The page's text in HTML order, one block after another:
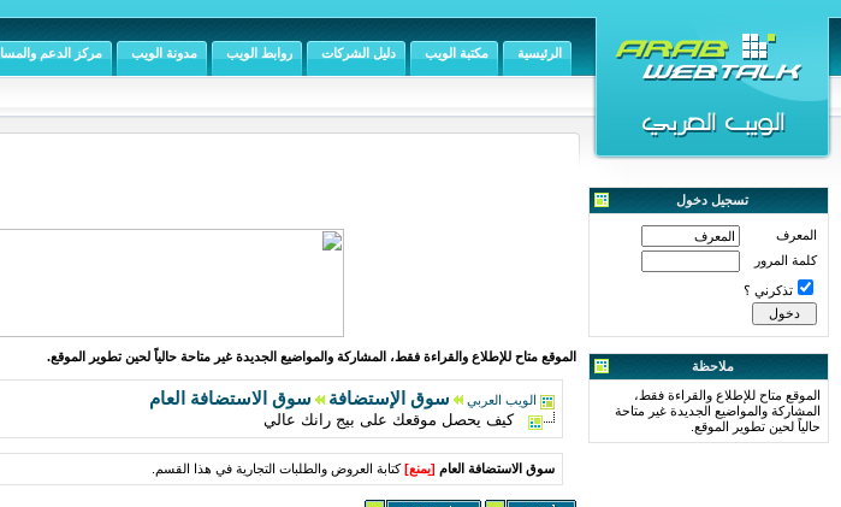
الرئيسية مكتبة الويب دليل الشركات روابط الويب مدونة الويب مركز الدعم
تسجيل دخول
المعرف
كلمة المرور
تذكرني ؟
ملاحظة
الموقع متاح للإطلاع والقراءة فقط،
المشاركة والمواضيع الجديدة غير متاحة
حالياً لحين تطوير الموقع.
الموقع متاح للإطلاع والقراءة فقط، المشاركة والمواضيع الجديدة غير متاحة حالياً لحين تطوير الموقع.
الويب العربي سوق الإستضافة سوق الاستضافة العام
كيف يحصل موقعك على بيج رانك عالي
سوق الاستضافة العام [يمنع] كتابة العروض والطلبات التجارية في هذا القسم.